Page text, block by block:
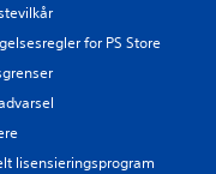
for PS Store
lisensieringsprogram